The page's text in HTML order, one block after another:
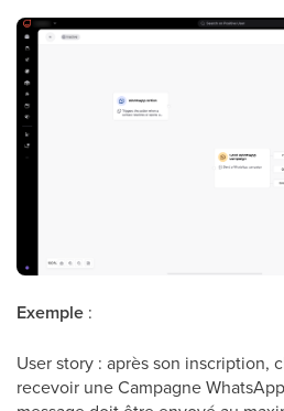
Exemple :
User story : après son inscription,
recevoir une Campagne